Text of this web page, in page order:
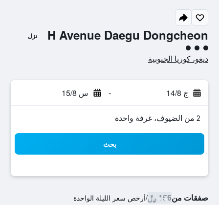
H Avenue Daegu Dongcheon نزل
تقييم فئة 3
ديغو، كوريا الجنوبية
ج 14/8 - س 15/8
2 من الضيوف، غرفة واحدة
بحث
صفقات من156 ﷼ /أرخص سعر الليلة الواحدة